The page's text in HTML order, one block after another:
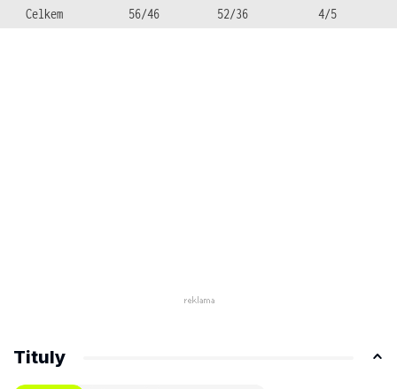
Celkem
56/46 52/36 4/5
Tituly